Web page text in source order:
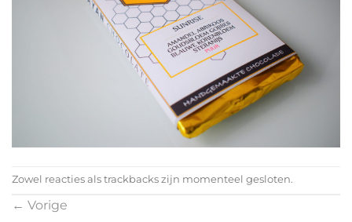
Zowel reacties als trackbacks zijn momenteel gesloten.
← Vorige